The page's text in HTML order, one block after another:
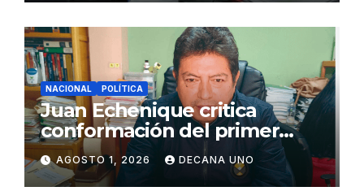
NACIONAL POLÍTICA
Juan Echenique critica
conformación del primer
gabinete ministerial de Keiko
Fujimori
AGOSTO 1, 2026 DECANA UNO